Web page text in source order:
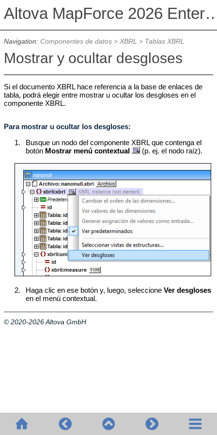
Altova MapForce 2026
Navigation: Componentes de datos> XBRL > Tablas XBRL
Mostrar y ocultar desgloses
Si el documento XBRL hace referencia a la base de enlaces de
tabla, podrá elegir entre mostrar u ocultar los desgloses en el
componente XBRL.
Para mostrar u ocultar los desgloses:
1.
Busque un nodo del componente XBRL que contenga el
botón Mostrar menú contextual (p. ej. el nodo raíz).
2. Haga clic en ese botón y, luego, seleccioneVer desgloses
en el menú contextual.
© 2020-2026 Altova GmbH